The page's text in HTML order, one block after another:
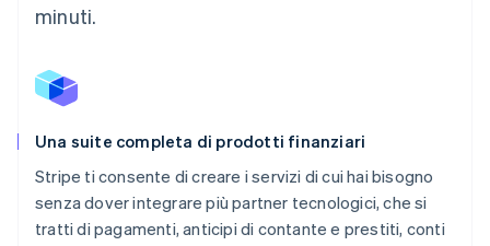
minuti.
Una suite completa di prodotti finanziari
Stripe ti consente di creare i servizi di cui hai bisogno
senza dover integrare più partner tecnologici, che si
tratti di pagamenti, anticipi di contante e prestiti, conti